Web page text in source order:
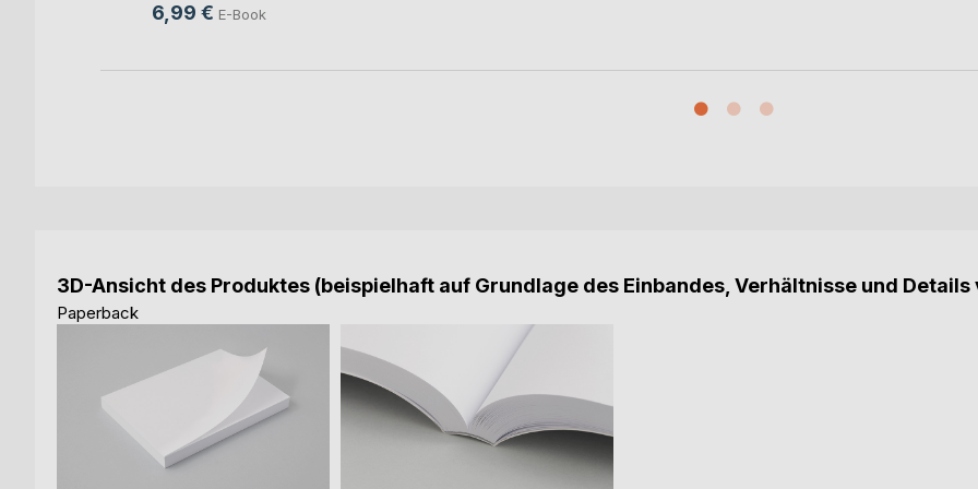
6,99 € E-Book
3D-Ansicht des Produktes (beispielhaft auf Grundlage des Einbandes, Verhältnisse und
Paperback